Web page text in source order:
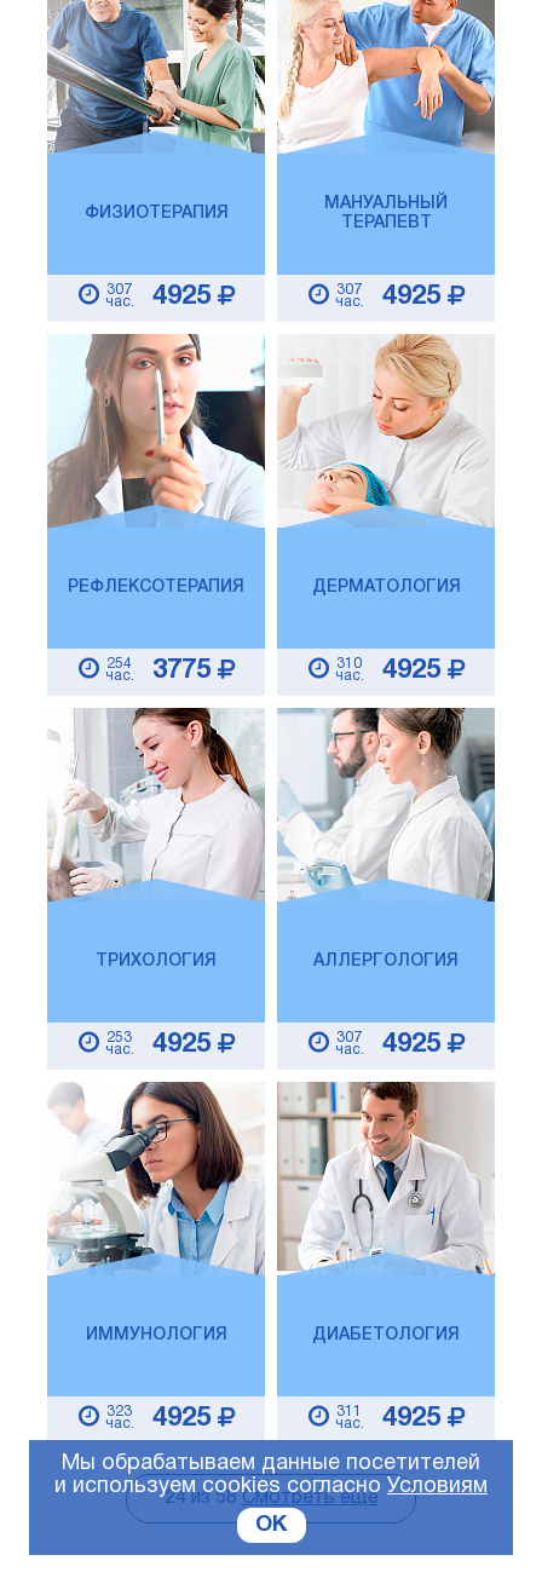
ФИЗИОТЕРАПИЯ
307
час.
4925
МАНУАЛЬНЫЙ
ТЕРАПЕВТ
307
час.
4925
РЕФЛЕКСОТЕРАПИЯ
254
час.
3775
ДЕРМАТОЛОГИЯ
310
час.
4925
ТРИХОЛОГИЯ
253
час.
4925
АЛЛЕРГОЛОГИЯ
307
час.
4925
ИММУНОЛОГИЯ
323
час.
4925
ДИАБЕТОЛОГИЯ
311
час.
4925
24из 58 Смотреть еще
Мы обрабатываем данные посетителей
и используем cookies согласно Условиям
OK